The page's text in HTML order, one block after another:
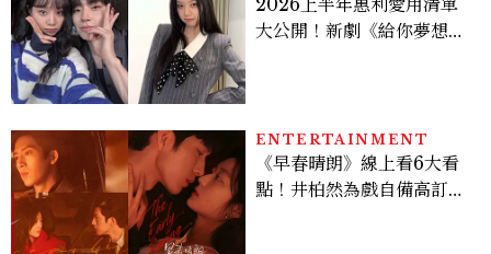
2026上半年惠利愛用清單
大公開！新劇《給你夢想》
ENTERTAINMENT
《早春晴朗》線上看6大看
點！井柏然為戲自備高訂，